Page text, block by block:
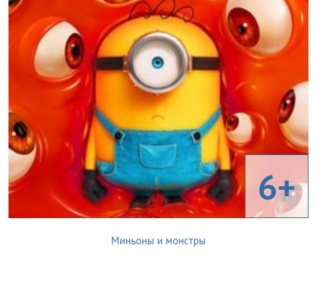
6+
Миньоны и монстры